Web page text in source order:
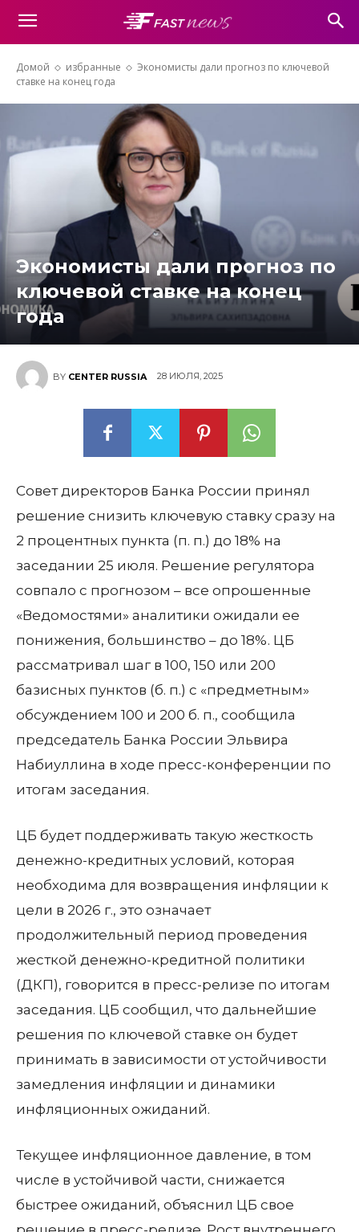
Домой избранные
Экономисты дали прогноз по ключевой
ставке на конец года
Экономисты дали прогноз по
ключевой ставке на конец
года
BY CENTER RUSSIA 28 ИЮЛЯ, 2025
Совет директоров Банка России принял
решение снизить ключевую ставку сразу на
2 процентных пункта (п. п.) до 18% на
заседании 25 июля. Решение регулятора
совпало с прогнозом – все опрошенные
«Ведомостями» аналитики ожидали ее
понижения, большинство – до 18%. ЦБ
рассматривал шаг в 100, 150 или 200
базисных пунктов (б. п.) с «предметным»
обсуждением 100 и 200 б. п., сообщила
председатель Банка России Эльвира
Набиуллина в ходе пресс-конференции по
итогам заседания.
ЦБ будет поддерживать такую жесткость
денежно-кредитных условий, которая
необходима для возвращения инфляции к
цели в 2026 г., это означает
продолжительный период проведения
жесткой денежно-кредитной политики
(ДКП), говорится в пресс-релизе по итогам
заседания. ЦБ сообщил, что дальнейшие
решения по ключевой ставке он будет
принимать в зависимости от устойчивости
замедления инфляции и динамики
инфляционных ожиданий.
Текущее инфляционное давление, в том
числе в устойчивой части, снижается
быстрее ожиданий, объяснил ЦБ свое